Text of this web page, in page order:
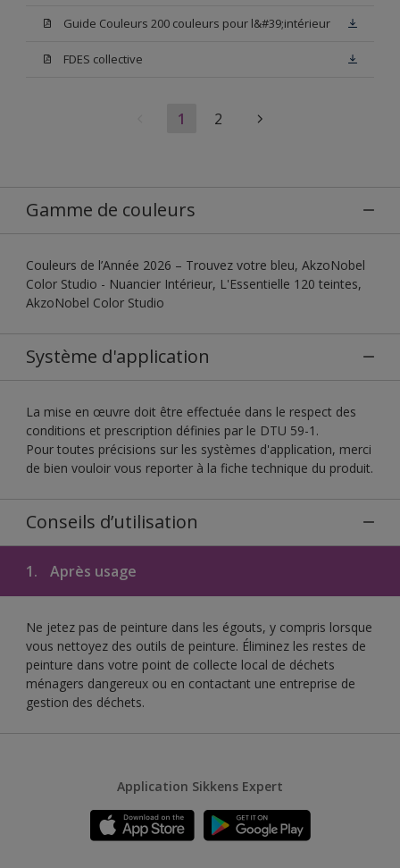
Guide Couleurs 200 couleurs pour l&#39;intérieur
FDES collective
1 2
Gamme de couleurs
Couleurs de l’Année 2026 – Trouvez votre bleu, AkzoNobel
Color Studio - Nuancier Intérieur, L'Essentielle 120 teintes,
AkzoNobel Color Studio
Système d'application
La mise en œuvre doit être effectuée dans le respect des
conditions et prescription définies par le DTU 59-1.
Pour toutes précisions sur les systèmes d'application, merci
de bien vouloir vous reporter à la fiche technique du produit.
Conseils d’utilisation
1. Après usage
Ne jetez pas de peinture dans les égouts, y compris lorsque
vous nettoyez des outils de peinture. Éliminez les restes de
peinture dans votre point de collecte local de déchets
ménagers dangereux ou en contactant une entreprise de
gestion des déchets.
Application Sikkens Expert